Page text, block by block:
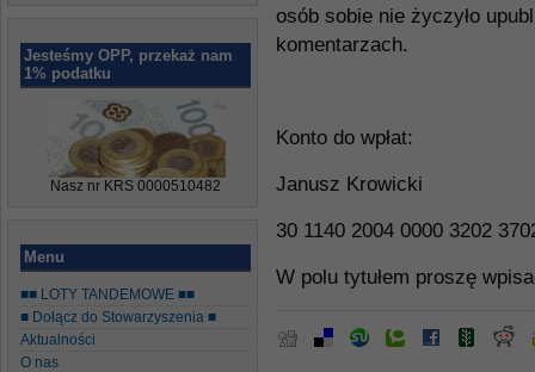
Jesteśmy OPP, przekaż nam
1% podatku
Nasz nr KRS 0000510482
Menu
■■ LOTY TANDEMOWE ■■
■ Dołącz do Stowarzyszenia ■
Aktualności
O nas
osób sobie nie życzyło
komentarzach.
Konto do wpłat:
Janusz Krowicki
30 1140 2004 0000 3202
W polu tytułem proszę